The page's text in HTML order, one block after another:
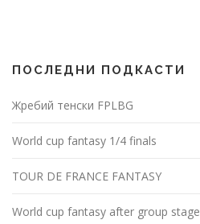
ПОСЛЕДНИ ПОДКАСТИ
Жребий тенски FPLBG
World cup fantasy 1/4 finals
TOUR DE FRANCE FANTASY
World cup fantasy after group stage